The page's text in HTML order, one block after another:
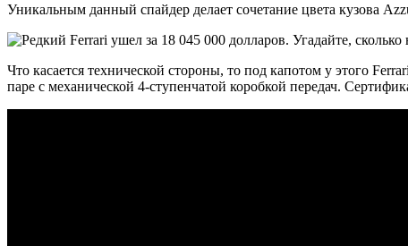
Уникальным данный спайдер делает сочетание цвета кузова
Что касается технической стороны, то под капотом у этого
паре с механической 4-ступенчатой коробкой передач.